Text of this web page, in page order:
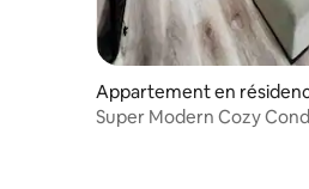
Appartement en
Super Modern Cozy